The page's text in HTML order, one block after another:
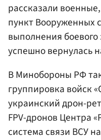
рассказали
пункт Вооруженных
выполнения боевого
успешно вернулась
В Минобороны РФ
группировка войск
украинский дрон-
FPV-дронов Центра
система связи ВСУ